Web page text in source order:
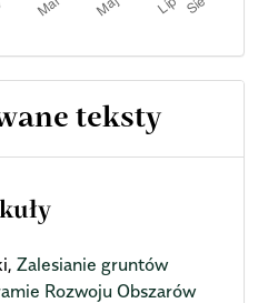
teksty
Zalesianie gruntów
Rozwoju Obszarów